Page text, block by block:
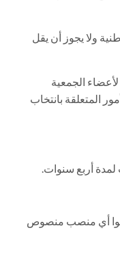
ولا يجوز أن يقل
لأعضاء الجمعية
المتعلقة بانتخاب
أربع سنوات.
أي منصب منصوص